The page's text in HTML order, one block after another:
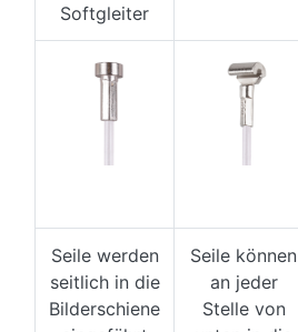
Softgleiter
Seile werden
seitlich in die
Bilderschiene
Seile können
an jeder
Stelle von